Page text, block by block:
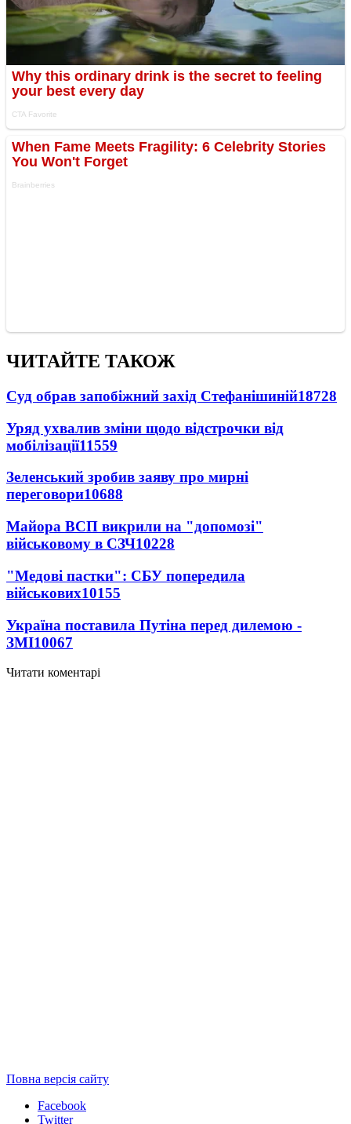
ЧИТАЙТЕ ТАКОЖ
Суд обрав запобіжний захід Стефанішиній18728
Уряд ухвалив зміни щодо відстрочки від
мобілізації11559
Зеленський зробив заяву про мирні
переговори10688
Майора ВСП викрили на "допомозі"
військовому в СЗЧ10228
"Медові пастки": СБУ попередила
військових10155
Україна поставила Путіна перед дилемою -
ЗМІ10067
Читати коментарі
Повна версія сайту
Facebook
Twitter